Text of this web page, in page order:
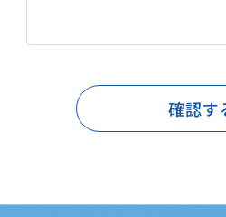
確認す